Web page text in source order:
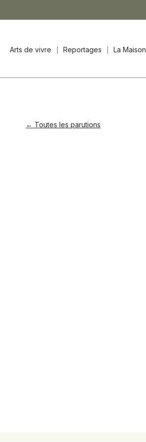
Arts de vivre Reportages La Maison
← Toutes les parutions